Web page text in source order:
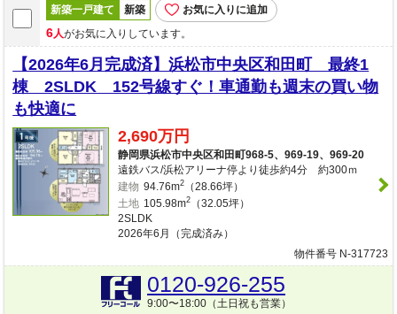
新築一戸建て 新築 お気に入りに追加
6人がお気に入りしています。
【2026年6月完成済】浜松市中央区和田町 最終1
棟 2SLDK 152号線すぐ！車通勤も週末の買い物
も快適に
2,690万円
静岡県浜松市中央区和田町968-5、969-19、969-20
遠鉄バス/浜松アリーナ停より徒歩約4分 約300ｍ
建物 94.76m2（28.66坪）
土地 105.98m2（32.05坪）
2SLDK
2026年6月（完成済み）
物件番号 N-317723
0120-926-255
9:00〜18:00（土日祝も営業）